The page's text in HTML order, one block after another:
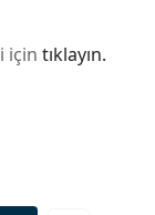
için tıklayın.